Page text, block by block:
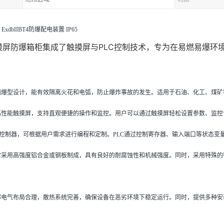
防爆配电装置 IP65
防爆箱柜集成了触摸屏与PLC控制技术，专为在易燃易爆
型设计，能有效隔离火花和电弧，防止爆炸事故的发生。适用于石油、化工、煤
能触摸屏，支持直观便捷的操作和监控。用户可以通过触摸屏轻松设置参数、监
制器，可根据用户需求进行编程和定制。PLC通过控制寄存器、输入端口等状态变
用高强度铝合金或钢板制成，具有良好的耐腐蚀性和机械强度。同时，采用特殊
气布局合理，散热系统完善，确保设备在恶劣环境下稳定运行。同时，提供多种